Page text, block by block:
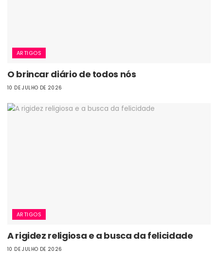
ARTIGOS
O brincar diário de todos nós
10 DE JULHO DE 2026
ARTIGOS
A rigidez religiosa e a busca da felicidade
10 DE JULHO DE 2026